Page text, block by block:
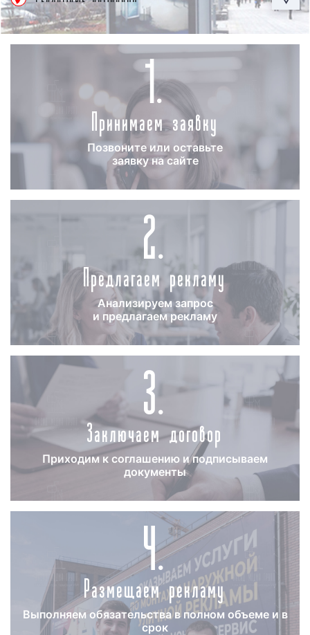
1.
Принимаем заявку
Позвоните или оставьте
заявку на сайте
2.
Предлагаем рекламу
Анализируем запрос
и предлагаем рекламу
3.
Заключаем договор
Приходим к соглашению и подписываем
документы
4.
Размещаем рекламу
Выполняем обязательства в полном объеме и в
срок